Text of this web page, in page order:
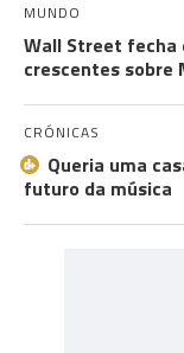
MUNDO
Wall Street fecha
crescentes sobre
CRÓNICAS
Queria uma
futuro da música